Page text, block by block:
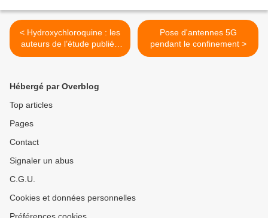
< Hydroxychloroquine : les
auteurs de l’étude publiée
par le Lancet ont tous un
Pose d'antennes 5G
pendant le confinement >
Hébergé par Overblog
Top articles
Pages
Contact
Signaler un abus
C.G.U.
Cookies et données personnelles